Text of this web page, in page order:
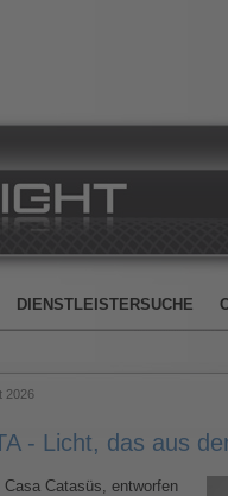
DIENSTLEISTERSUCHE
2026
- Licht, das aus
Casa Catasüs, entworfen